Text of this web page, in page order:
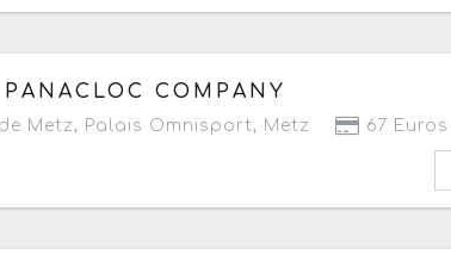
septembre 2026 à partir de 20h
COMPANY
Metz, Palais Omnisport, Metz 67 Euros